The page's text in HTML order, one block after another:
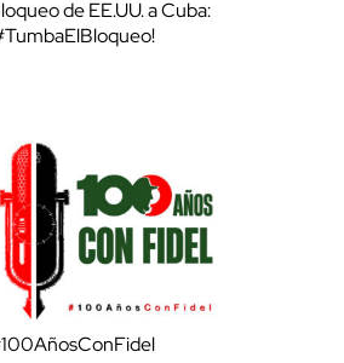
de EE.UU. a Cuba: